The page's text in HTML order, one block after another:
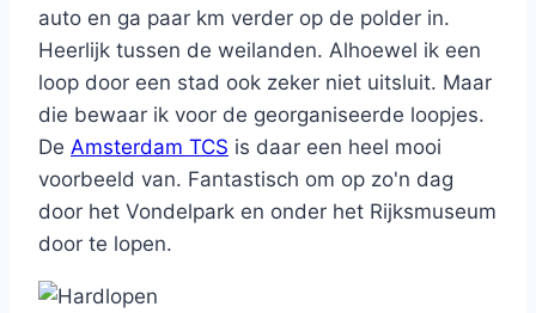
auto en ga paar km verder op de polder in.
Heerlijk tussen de weilanden. Alhoewel ik een
loop door een stad ook zeker niet uitsluit. Maar
die bewaar ik voor de georganiseerde loopjes.
De Amsterdam TCS is daar een heel mooi
voorbeeld van. Fantastisch om op zo'n dag
door het Vondelpark en onder het Rijksmuseum
door te lopen.